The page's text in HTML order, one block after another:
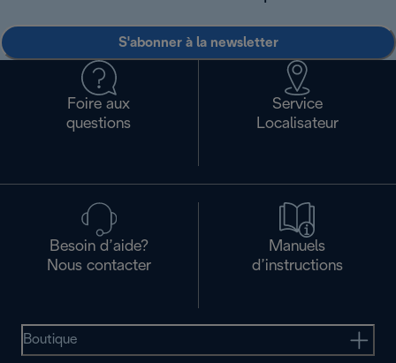
S'abonner à la newsletter
Foire aux
questions
Service
Localisateur
Besoin d’aide?
Nous contacter
Manuels
d’instructions
Boutique